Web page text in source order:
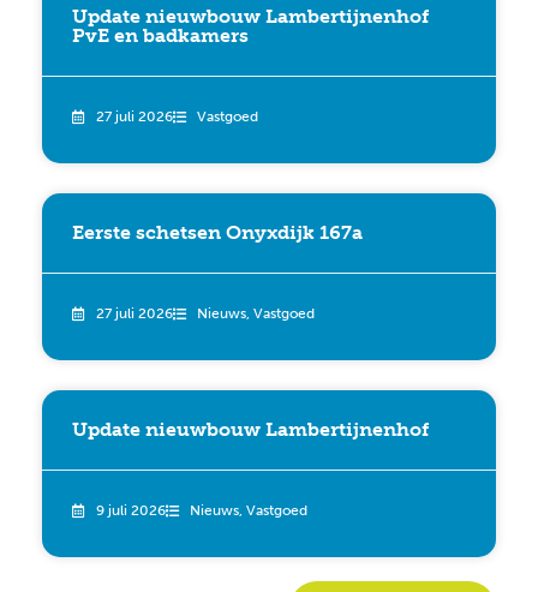
Update nieuwbouw Lambertijnenhof
PvE en badkamers
27 juli 2026 Vastgoed
Eerste schetsen Onyxdijk 167a
27 juli 2026 Nieuws, Vastgoed
Update nieuwbouw Lambertijnenhof
9 juli 2026 Nieuws, Vastgoed